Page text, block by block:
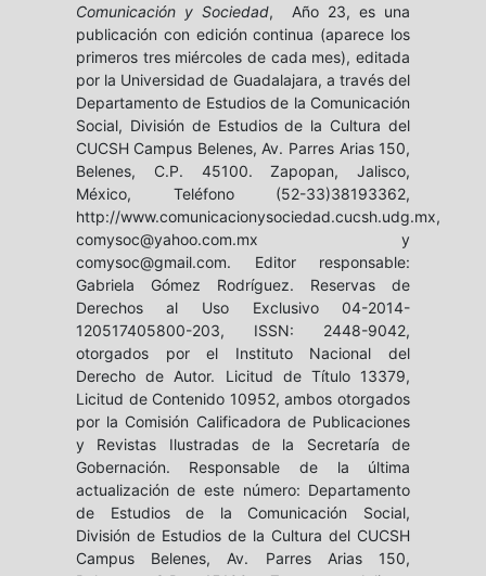
Comunicación y Sociedad, Año 23, es una
publicación con edición continua (aparece los
primeros tres miércoles de cada mes), editada
por la Universidad de Guadalajara, a través del
Departamento de Estudios de la Comunicación
Social, División de Estudios de la Cultura del
CUCSH Campus Belenes, Av. Parres Arias 150,
Belenes, C.P. 45100. Zapopan, Jalisco,
México, Teléfono (52-33)38193362,
http://www.comunicacionysociedad.cucsh.udg.mx,
comysoc@yahoo.com.mx y
comysoc@gmail.com. Editor responsable:
Gabriela Gómez Rodríguez. Reservas de
Derechos al Uso Exclusivo 04-2014-
120517405800-203, ISSN: 2448-9042,
otorgados por el Instituto Nacional del
Derecho de Autor. Licitud de Título 13379,
Licitud de Contenido 10952, ambos otorgados
por la Comisión Calificadora de Publicaciones
y Revistas Ilustradas de la Secretaría de
Gobernación. Responsable de la última
actualización de este número: Departamento
de Estudios de la Comunicación Social,
División de Estudios de la Cultura del CUCSH
Campus Belenes, Av. Parres Arias 150,